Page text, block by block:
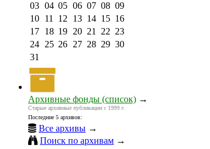
03 04 05 06 07 08 09
10 11 12 13 14 15 16
17 18 19 20 21 22 23
24 25 26 27 28 29 30
31
Архивные фонды (список) →
Старые архивные публикации с 1999 г.
Последние 5 архивов:
Все архивы →
Поиск по архивам →